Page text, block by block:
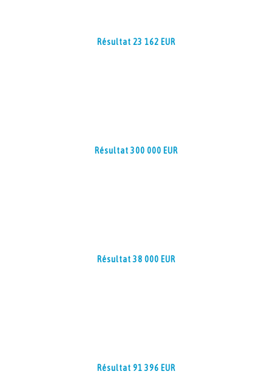
Résultat 23 162 EUR
Résultat 300 000 EUR
Résultat 38 000 EUR
Résultat 91 396 EUR